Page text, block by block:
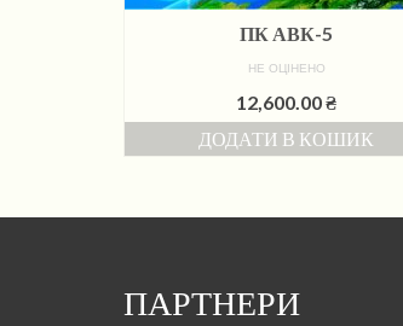
ПК АВК-5
НЕ ОЦІНЕНО
12,600.00₴
ДОДАТИ В КОШИК
ПАРТНЕРИ